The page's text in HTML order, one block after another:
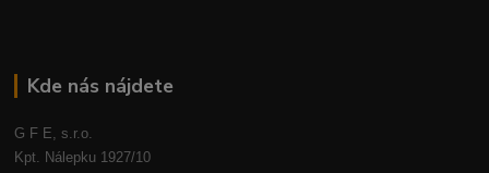
Kde nás nájdete
G F E, s.r.o.
Kpt. Nálepku 1927/10